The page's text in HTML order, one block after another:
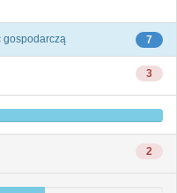
7
gospodarczą
3
2